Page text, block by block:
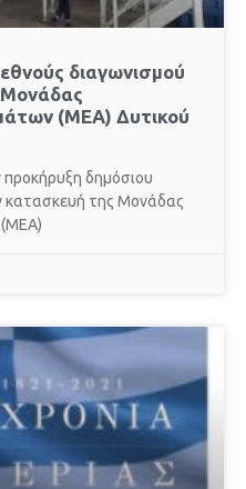
διαγωνισμού
Μονάδας
(ΜΕΑ) Δυτικού
δημόσιου
κατασκευή της Μονάδας
(ΜΕΑ)